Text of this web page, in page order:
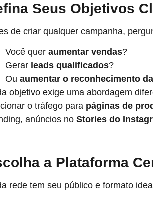
Seus Objetivos
de criar qualquer campanha,
Você quer aumentar vendas?
Gerar leads qualificados?
Ou aumentar o reconhecimento
objetivo exige uma abordagem
o tráfego para páginas de
anúncios no Stories do
a Plataforma
rede tem seu público e formato